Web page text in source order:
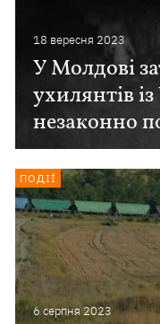
18 вересня 2023
У Молдові
ухилянтів
незаконно
6 серпня 2023
ПОДІЇ